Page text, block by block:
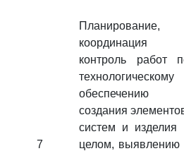
7
Планирование,
координация
контроль работ
технологическому
обеспечению
создания
систем и изделия
целом, выявлению